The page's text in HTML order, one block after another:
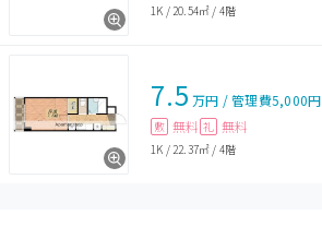
1K / 20.54㎡ / 4階
7.5 万円 /管理費5,000円
敷 無料 礼 無料
1K / 22.37㎡ / 4階